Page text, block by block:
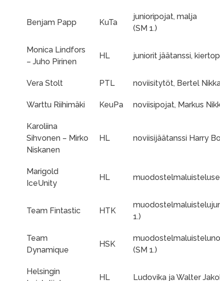
Benjam Papp KuTa
junioripojat, malja
(SM 1.)
Monica Lindfors
– Juho Pirinen
HL juniorit jäätanssi,
Vera Stolt PTL noviisitytöt, Bertel
Warttu Riihimäki KeuPa noviisipojat, Markus
Karoliina
Sihvonen – Mirko
Niskanen
HL noviisijäätanssi Harry
Marigold
IceUnity
HL
Team Fintastic HTK
1.)
Team
Dynamique
HSK
(SM 1.)
Helsingin
HL Ludovika ja Walter